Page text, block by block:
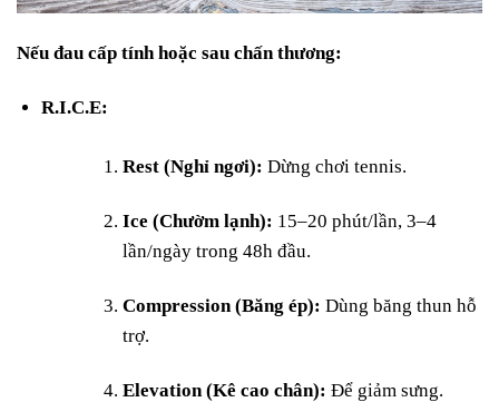
Nếu đau cấp tính hoặc sau chấn thương:
R.I.C.E:
Rest (Nghỉ ngơi): Dừng chơi tennis.
Ice (Chườm lạnh): 15–20 phút/lần, 3–4
lần/ngày trong 48h đầu.
Compression (Băng ép): Dùng băng thun hỗ
trợ.
Elevation (Kê cao chân): Để giảm sưng.